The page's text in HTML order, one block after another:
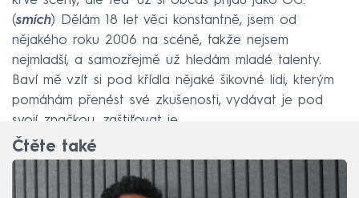
(smích) Dělám 18 let věci konstantně, jsem od
nějakého roku 2006 na scéně, takže nejsem
nejmladší, a samozřejmě už hledám mladé talenty.
Baví mě vzít si pod křídla nějaké šikovné lidi, kterým
pomáhám přenést své zkušenosti, vydávat je pod
svojí značkou, zaštiťovat je.
Čtěte také